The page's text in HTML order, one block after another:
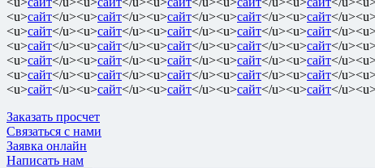
<u>сайт</u><u>сайт</u><u>сайт</u><u>сайт</u><u>сайт</
<u>сайт</u><u>сайт</u><u>сайт</u><u>сайт</u><u>сайт</
<u>сайт</u><u>сайт</u><u>сайт</u><u>сайт</u><u>сайт</
<u>сайт</u><u>сайт</u><u>сайт</u><u>сайт</u><u>сайт</
<u>сайт</u><u>сайт</u><u>сайт</u><u>сайт</u><u>сайт</
<u>сайт</u><u>сайт</u><u>сайт</u><u>сайт</u><u>сайт</
Заказать просчет
Связаться с нами
Заявка онлайн
Написать нам